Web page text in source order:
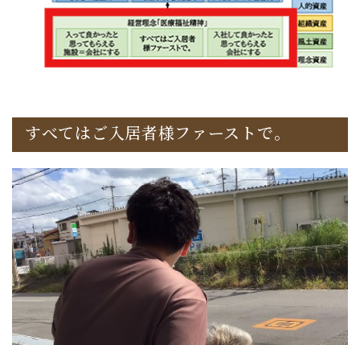
すべてはご入居者様ファーストで。